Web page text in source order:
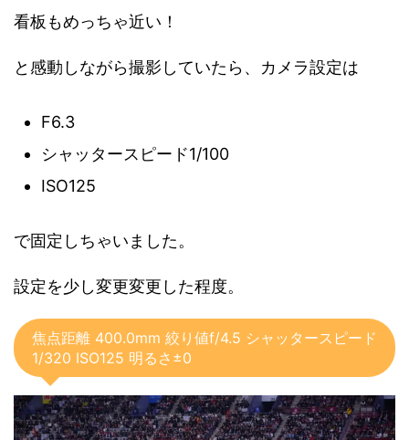
看板もめっちゃ近い！
と感動しながら撮影していたら、カメラ設定は
F6.3
シャッタースピード1/100
ISO125
で固定しちゃいました。
設定を少し変更変更した程度。
焦点距離 400.0mm 絞り値f/4.5 シャッタースピード
1/320 ISO125 明るさ±0